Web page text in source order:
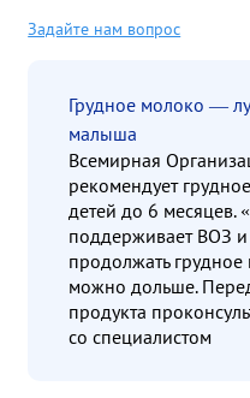
Задайте нам вопрос
Грудное молоко —
малыша
Всемирная
рекомендует
детей до 6 месяцев.
поддерживает ВОЗ и
продолжать
можно дольше.
продукта
со специалистом